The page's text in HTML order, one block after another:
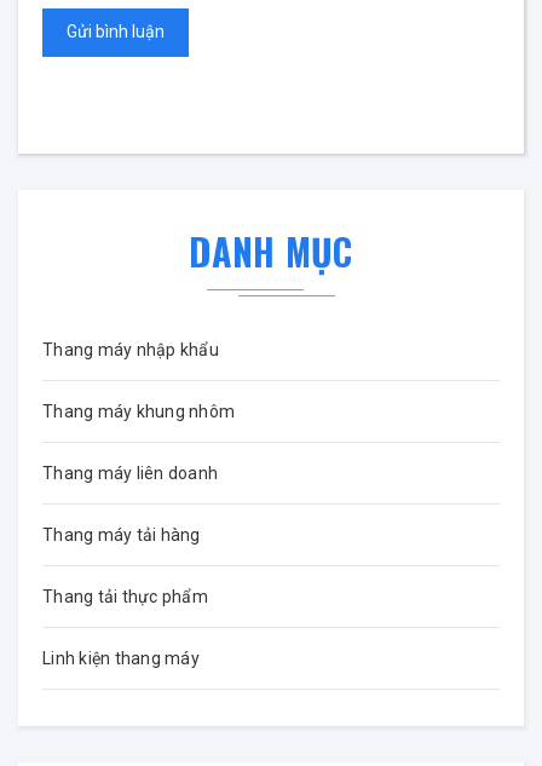
Gửi bình luận
DANH MỤC
Thang máy nhập khẩu
Thang máy khung nhôm
Thang máy liên doanh
Thang máy tải hàng
Thang tải thực phẩm
Linh kiện thang máy